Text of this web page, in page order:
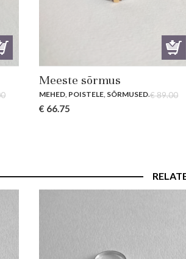
Meeste sõrmus
MEHED, POISTELE, SÕRMUSED.€89.00
Original
€ 66.75